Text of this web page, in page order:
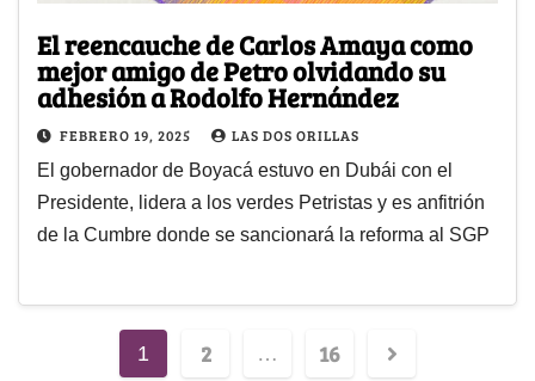
El reencauche de Carlos Amaya como
mejor amigo de Petro olvidando su
adhesión a Rodolfo Hernández
FEBRERO 19, 2025 LAS DOS ORILLAS
El gobernador de Boyacá estuvo en Dubái con el
Presidente, lidera a los verdes Petristas y es anfitrión
de la Cumbre donde se sancionará la reforma al SGP
1 2 … 16